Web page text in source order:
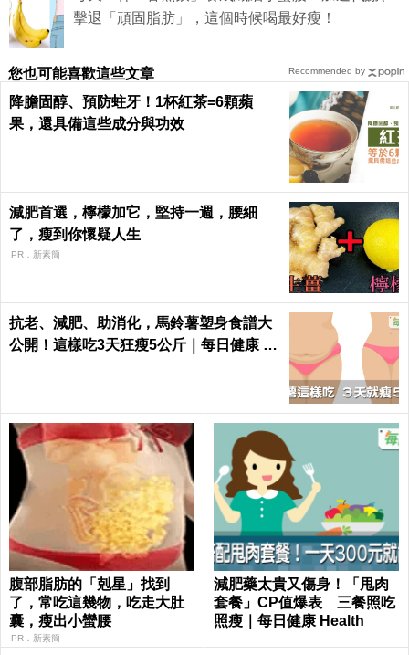
擊退「頑固脂肪」，這個時候喝最好瘦！
您也可能喜歡這些文章
降膽固醇、預防蛀牙！1杯紅茶=6顆蘋
果，還具備這些成分與功效
減肥首選，檸檬加它，堅持一週，腰細
了，瘦到你懷疑人生
PR．新素簡
抗老、減肥、助消化，馬鈴薯塑身食譜大
公開！這樣吃3天狂瘦5公斤｜每日健康 H
腹部脂肪的「剋星」找到
了，常吃這幾物，吃走大肚
囊，瘦出小蠻腰
PR．新素簡
減肥藥太貴又傷身！「甩肉
套餐」CP值爆表 三餐照吃
照瘦｜每日健康 Health
Recommended by